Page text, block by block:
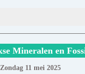
Mineralen en
11 mei 2025